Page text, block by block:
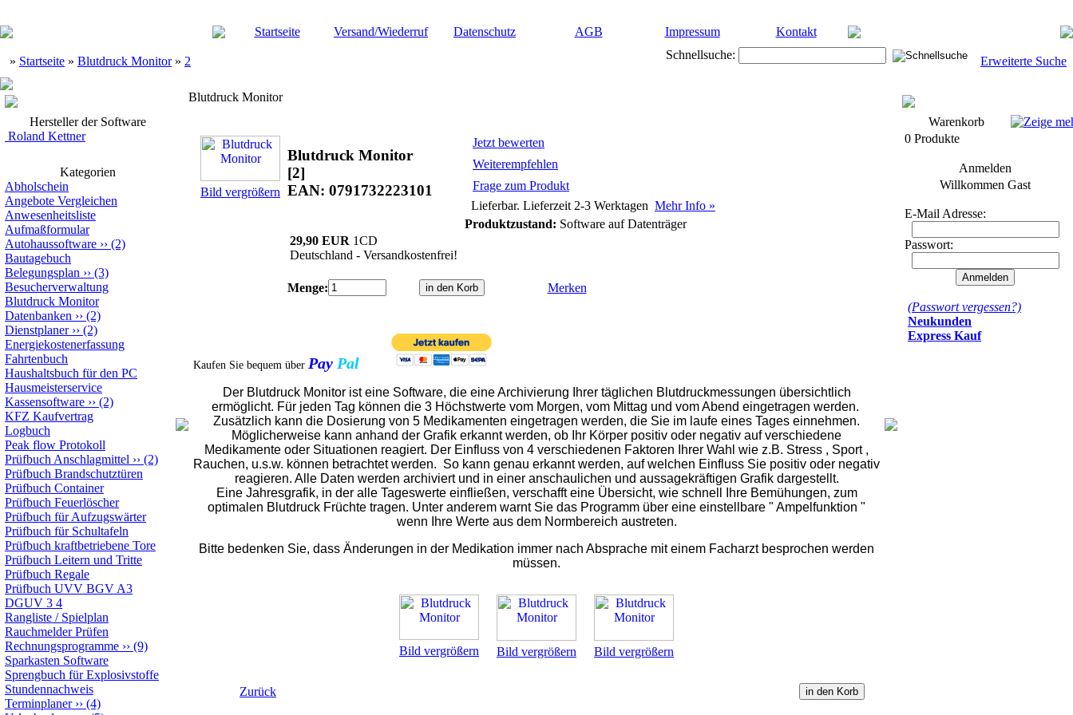
Startseite Versand/Wiederruf Datenschutz AGB Impressum Kontakt
» Startseite » Blutdruck Monitor» 2 Schnellsuche: Erweiterte Suche
Hersteller der Software
Roland Kettner
Kategorien
Abholschein
Angebote Vergleichen
Anwesenheitsliste
Aufmaßformular
Autohaussoftware ›› (2)
Bautagebuch
Belegungsplan ›› (3)
Besucherverwaltung
Blutdruck Monitor
Datenbanken ›› (2)
Dienstplaner›› (2)
Energiekostenerfassung
Fahrtenbuch
Haushaltsbuch für den PC
Hausmeisterservice
Kassensoftware ›› (2)
KFZ Kaufvertrag
Logbuch
Peak flow Protokoll
Prüfbuch Anschlagmittel ›› (2)
Prüfbuch Brandschutztüren
Prüfbuch Container
Prüfbuch Feuerlöscher
Prüfbuch für Aufzugswärter
Prüfbuch für Schultafeln
Prüfbuch kraftbetriebene Tore
Prüfbuch Leitern und Tritte
Prüfbuch Regale
Prüfbuch UVV BGV A3
DGUV 3 4
Rangliste / Spielplan
Rauchmelder Prüfen
Rechnungsprogramme ›› (9)
Sparkasten Software
Sprengbuch für Explosivstoffe
Stundennachweis
Terminplaner›› (4)
Blutdruck Monitor
Bild vergrößern
Blutdruck Monitor
[2]
EAN: 0791732223101
Jetzt bewerten
Weiterempfehlen
Frage zum Produkt
Lieferbar. Lieferzeit 2-3 Werktagen Mehr Info »
Produktzustand: Software auf Datenträger
29,90 EUR 1CD
Deutschland - Versandkostenfrei!
Menge: Merken
Kaufen Sie bequem über Pay Pal
Der Blutdruck Monitor ist eine Software, die eine Archivierung Ihrer täglichen Blutdruckmessungen übersichtlich
ermöglicht. Für jeden Tag können die 3 Höchstwerte vom Morgen, vom Mittag und vom Abend eingetragen werden.
Zusätzlich kann die Dosierung von 5 Medikamenten eingetragen werden, die Sie im laufe eines Tages einnehmen.
Möglicherweise kann anhand der Grafik erkannt werden, ob Ihr Körper positiv oder negativ auf verschiedene
Medikamente oder Situationen reagiert. Der Einfluss von 4 verschiedenen Faktoren Ihrer Wahl wie z.B. Stress , Sport ,
Rauchen, u.s.w. können betrachtet werden. So kann genau erkannt werden, auf welchen Einfluss Sie positiv oder negativ
reagieren. Alle Daten werden archiviert und in einer anschaulichen und aussagekräftigen Grafik dargestellt.
Eine Jahresgrafik, in der alle Tageswerte einfließen, verschafft eine Übersicht, wie schnell Ihre Bemühungen, zum
optimalen Blutdruck Früchte tragen. Unter anderem warnt Sie das Programm über eine einstellbare " Ampelfunktion "
wenn Ihre Werte aus dem Normbereich austreten.
Bitte bedenken Sie, dass Änderungen in der Medikation immer nach Absprache mit einem Facharzt besprochen werden
müssen.
Bild vergrößern Bild vergrößern Bild vergrößern
Zurück
Warenkorb
0 Produkte
Anmelden
Willkommen Gast
E-Mail Adresse:
Passwort:
(Passwort vergessen?)
Neukunden
Express Kauf